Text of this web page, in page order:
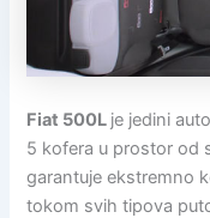
Fiat 500L je jedini
5 kofera u prostor od
garantuje ekstremno
tokom svih tipova